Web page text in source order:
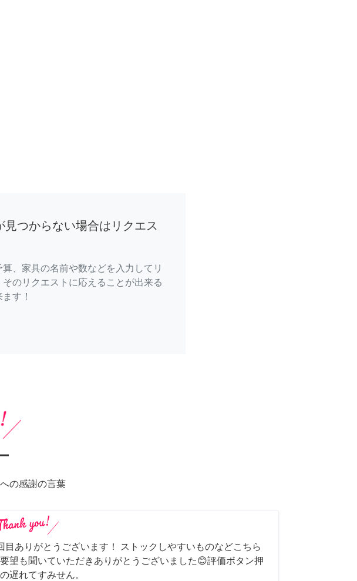
見つからない場合はリクエス
、家具の名前や数などを入力してリ
のリクエストに応えることが出来る
す！
の感謝の言葉
目ありがとうございます！ ストックしやすいものなどこちら
望も聞いていただきありがとうございました😊評価ボタン押
遅れてすみせん。